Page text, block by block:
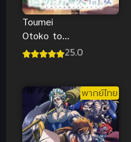
Toumei
Otoko to
Ningen Onna25.0
พากย์ไทย